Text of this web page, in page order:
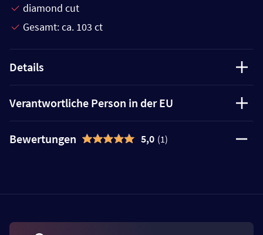
diamond cut
Gesamt: ca. 103 ct
Details
Verantwortliche Person in der EU
Bewertungen 5,0 (1)